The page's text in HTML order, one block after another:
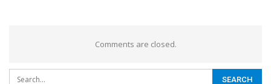
Comments are closed.